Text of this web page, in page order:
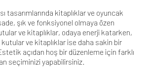
tasarımlarında kitaplıklar ve oyuncak
şık ve fonksiyonel olmaya özen
ve kitaplıklar, odaya enerji katarken,
ve kitaplıklar ise daha sakin bir
açıdan hoş bir düzenleme için farklı
seçiminizi yapabilirsiniz.